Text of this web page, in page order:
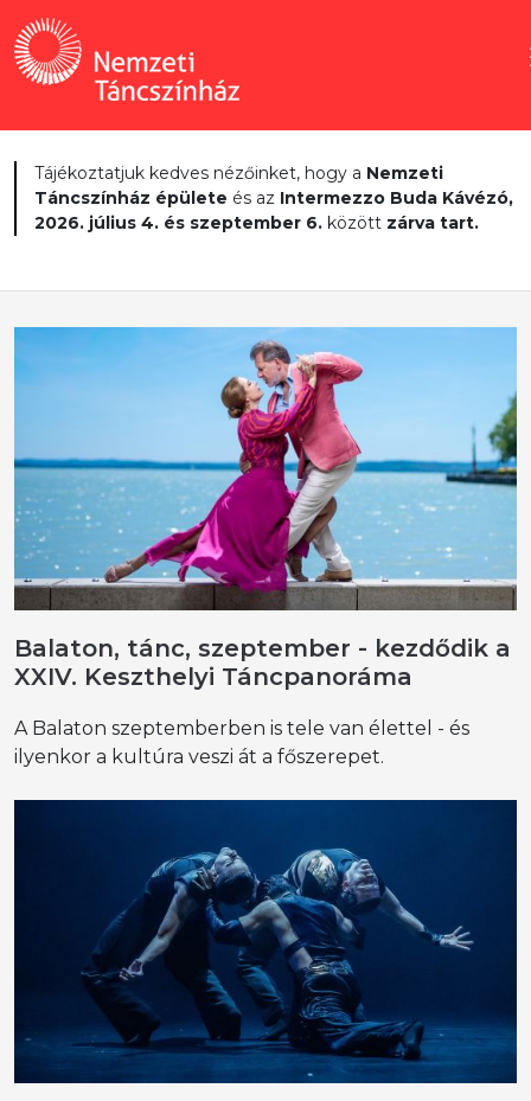
Tájékoztatjuk kedves nézőinket, hogy a Nemzeti
Táncszínház épülete és az Intermezzo Buda Kávézó,
2026. július 4. és szeptember 6. között zárva tart.
Balaton, tánc, szeptember - kezdődik a
XXIV. Keszthelyi Táncpanoráma
A Balaton szeptemberben is tele van élettel - és
ilyenkor a kultúra veszi át a főszerepet.